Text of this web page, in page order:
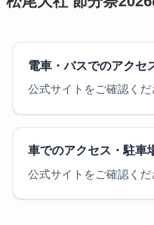
電車・バスでのアクセ
公式サイトをご確認くだ
車でのアクセス・駐車
公式サイトをご確認くだ